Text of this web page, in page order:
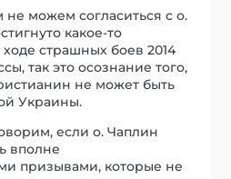
не можем согласиться с о.
какое-то
страшных боев 2014
так это осознание того,
не может быть
Украины.
если о. Чаплин
вполне
призывами, которые не